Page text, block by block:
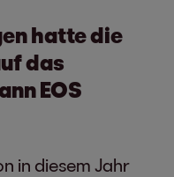
hatte die
das
EOS
in diesem Jahr